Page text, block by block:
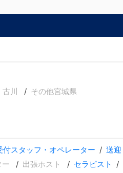
古川 その他宮城県
付スタッフ・オペレーター 送
出張ホスト セラピスト